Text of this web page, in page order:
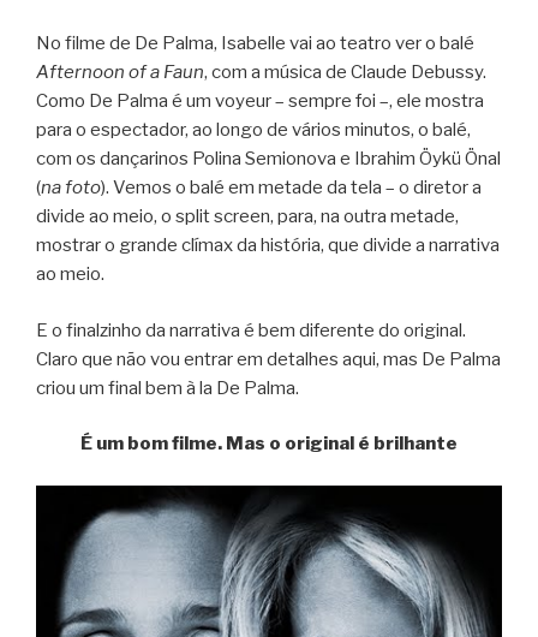
No filme de De Palma, Isabelle vai ao teatro ver o balé
Afternoon of a Faun, com a música de Claude Debussy.
Como De Palma é um voyeur – sempre foi –, ele mostra
para o espectador, ao longo de vários minutos, o balé,
com os dançarinos Polina Semionova e Ibrahim Öykü Önal
(na foto). Vemos o balé em metade da tela – o diretor a
divide ao meio, o split screen, para, na outra metade,
mostrar o grande clímax da história, que divide a narrativa
ao meio.
E o finalzinho da narrativa é bem diferente do original.
Claro que não vou entrar em detalhes aqui, mas De Palma
criou um final bem à la De Palma.
É um bom filme. Mas o original é brilhante